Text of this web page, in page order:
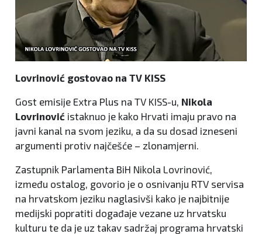
Lovrinović gostovao na TV KISS
Gost emisije Extra Plus na TV KISS-u, Nikola
Lovrinović istaknuo je kako Hrvati imaju pravo na
javni kanal na svom jeziku, a da su dosad izneseni
argumenti protiv najčešće – zlonamjerni.
Zastupnik Parlamenta BiH Nikola Lovrinović,
između ostalog, govorio je o osnivanju RTV servisa
na hrvatskom jeziku naglasivši kako je najbitnije
medijski popratiti događaje vezane uz hrvatsku
kulturu te da je uz takav sadržaj programa hrvatski